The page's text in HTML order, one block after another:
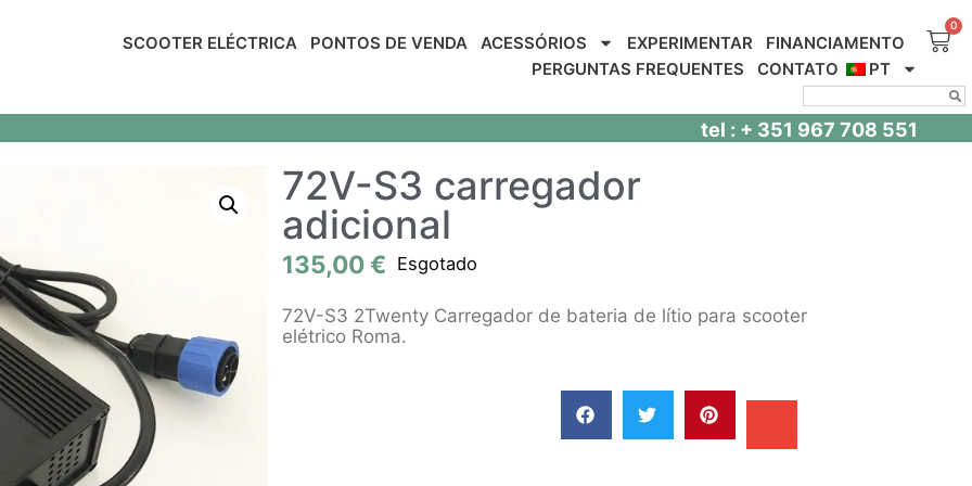
SCOOTER ELÉCTRICA PONTOS DE VENDA ACESSÓRIOS EXPERIMENTAR
FINANCIAMENTO
PERGUNTAS FREQUENTES
CONTATO PT
tel : + 351 967 708 551
72V-S3 carregador
adicional
135,00€ Esgotado
72V-S3 2Twenty Carregador de bateria de lítio para scooter
elétrico Roma.